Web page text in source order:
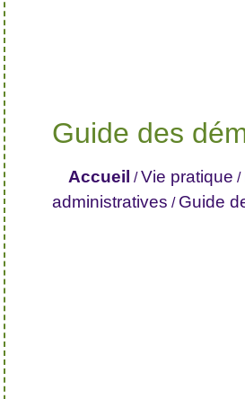
Guide des
Accueil /Vie pratique /
administratives / Guide